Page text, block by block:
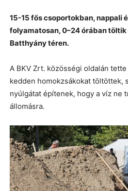
15-15 fős csoportokban, nappali
folyamatosan, 0–24 órában
Batthyány téren.
A BKV Zrt. közösségi oldalán
kedden homokzsákokat töltöttek,
nyúlgátat építenek, hogy a víz ne
állomásra.